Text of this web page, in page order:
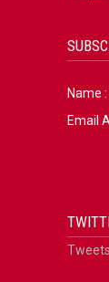
Name :
Email